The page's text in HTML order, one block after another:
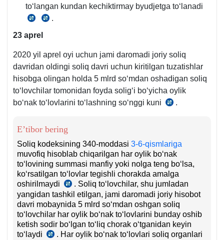
toʻlangan kundan kechiktirmay byudjetga toʻlanadi
SK
345-
5-
q.
SK
345-
6-
q.
.
23 aprel
2020 yil aprel oyi uchun jami daromadi joriy soliq
davridan oldingi soliq davri uchun kiritilgan tuzatishlar
hisobga olingan holda 5 mlrd soʻmdan oshadigan soliq
toʻlovchilar tomonidan foyda soligʻi boʻyicha oylik
boʻnak toʻlovlarini toʻlashning soʻnggi kuni
SK
2-
q.
.
E’tibor bering
Soliq kodeksining 340-moddasi 3-6-qismlariga
muvofiq hisoblab chiqarilgan har oylik boʻnak
toʻlovining summasi manfiy yoki nolga teng boʻlsa,
koʻrsatilgan toʻlovlar tegishli chorakda amalga
oshirilmaydi
SK
340-
m.
7-
q.
. Soliq toʻlovchilar, shu jumladan
yangidan tashkil etilgan, jami daromadi joriy hisobot
davri mobaynida 5 mlrd soʻmdan oshgan soliq
toʻlovchilar har oylik boʻnak toʻlovlarini bunday oshib
ketish sodir boʻlgan toʻliq chorak oʻtganidan keyin
toʻlaydi
SK
. Har oylik boʻnak toʻlovlari soliq organlari